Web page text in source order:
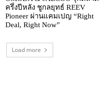
ครึ่งปีหลัง ชูกลยุทธ์ REEV
Pioneer ผ่านแคมเปญ “Right
Deal, Right Now”
Load more